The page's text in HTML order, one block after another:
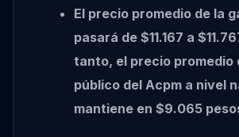
El precio promedio de la
pasará de $11.167 a
tanto, el precio promedio
público del Acpm a nivel
mantiene en $9.065